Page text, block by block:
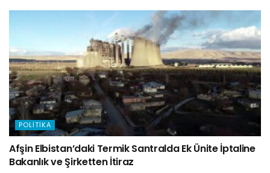
POLITIKA
Afşin Elbistan’daki Termik Santralda Ek Ünite İptaline
Bakanlık ve Şirketten İtiraz